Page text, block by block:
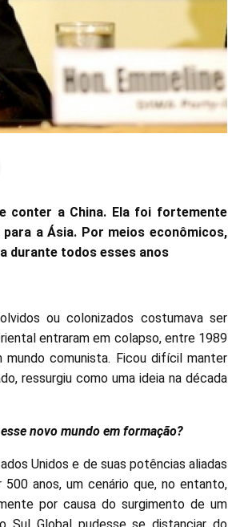
conter a China. Ela foi fortemente
a Ásia. Por meios econômicos,
durante todos esses anos
ou colonizados costumava ser
entraram em colapso, entre 1989
mundo comunista. Ficou difícil manter
ressurgiu como uma ideia na década
novo mundo em formação?
Unidos e de suas potências aliadas
anos, um cenário que, no entanto,
por causa do surgimento de um